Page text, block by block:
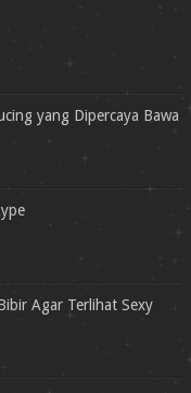
yang Dipercaya Bawa
Agar Terlihat Sexy